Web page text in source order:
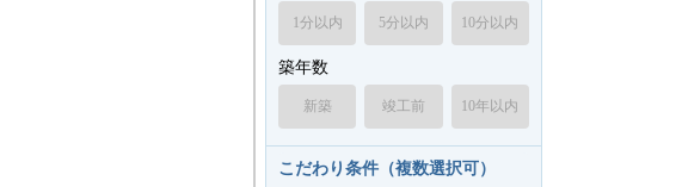
1分以内 5分以内 10分以内
築年数
新築 竣工前 10年以内
こだわり条件（複数選択可）